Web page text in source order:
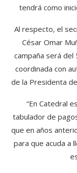
tendrá como
Al respecto, el
César Omar
campaña será
coordinada con
de la Presidenta
“En Catedral
tabulador de
que en años
para que acuda a